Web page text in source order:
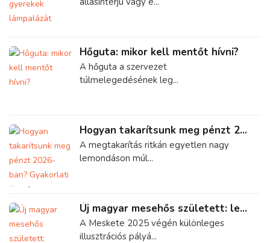
Hőguta: mikor kell mentőt hívni?
A hőguta a szervezet
túlmelegedésének leg...
Hogyan takarítsunk meg pénzt 2...
A megtakarítás ritkán egyetlen nagy
lemondáson múl...
Új magyar mesehős született: le...
A Meskete 2025 végén különleges
illusztrációs pályá...